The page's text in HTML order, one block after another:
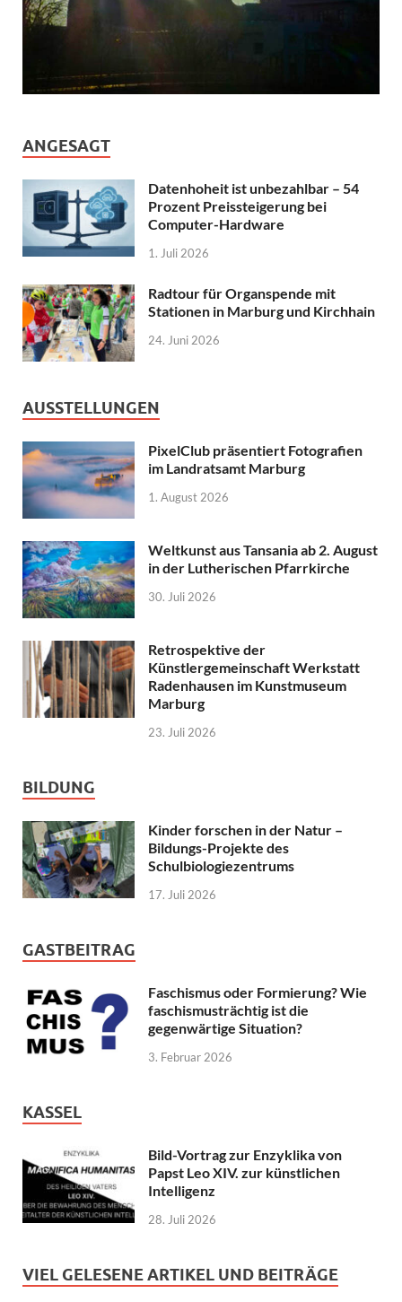
ANGESAGT
Datenhoheit ist unbezahlbar – 54
Prozent Preissteigerung bei
Computer-Hardware
1. Juli 2026
Radtour für Organspende mit
Stationen in Marburg und Kirchhain
24. Juni 2026
AUSSTELLUNGEN
PixelClub präsentiert Fotografien
im Landratsamt Marburg
1. August 2026
Weltkunst aus Tansania ab 2. August
in der Lutherischen Pfarrkirche
30. Juli 2026
Retrospektive der
Künstlergemeinschaft Werkstatt
Radenhausen im Kunstmuseum
Marburg
23. Juli 2026
BILDUNG
Kinder forschen in der Natur –
Bildungs-Projekte des
Schulbiologiezentrums
17. Juli 2026
GASTBEITRAG
Faschismus oder Formierung? Wie
faschismusträchtig ist die
gegenwärtige Situation?
3. Februar 2026
KASSEL
Bild-Vortrag zur Enzyklika von
Papst Leo XIV. zur künstlichen
Intelligenz
28. Juli 2026
VIEL GELESENE ARTIKEL UND BEITRÄGE